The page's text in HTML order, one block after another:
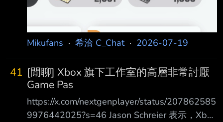
Mikufans · 希洽 C_Chat· 2026-07-19
41 [閒聊] Xbox 旗下工作室的高層非常討厭
Game Pas
https://x.com/nextgenplayer/status/207862585
9976442025?s=46 Jason Schreier 表示，Xbox